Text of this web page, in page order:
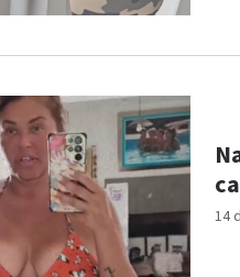
14